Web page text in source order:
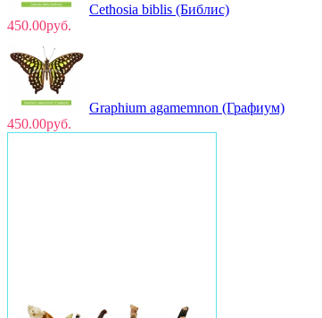
Cethosia biblis (Библис)
450.00руб.
Graphium agamemnon (Графиум)
450.00руб.